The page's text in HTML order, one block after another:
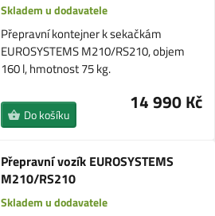
Skladem u dodavatele
Přepravní kontejner k sekačkám
EUROSYSTEMS M210/RS210, objem
160 l, hmotnost 75 kg.
14 990 Kč
Do košíku
Přepravní vozík EUROSYSTEMS
M210/RS210
Skladem u dodavatele